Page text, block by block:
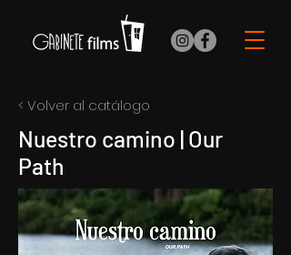
< Volver al catálogo
Nuestro camino | Our
Path